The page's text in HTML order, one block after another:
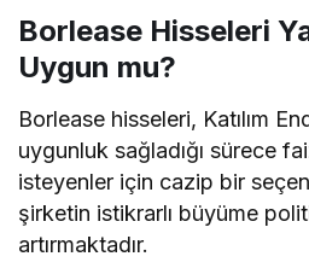
Borlease Hisseleri
Uygun mu?
Borlease hisseleri, Katılım
uygunluk sağladığı sürece
isteyenler için cazip bir
şirketin istikrarlı büyüme
artırmaktadır.